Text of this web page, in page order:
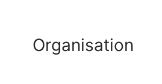
Organisation